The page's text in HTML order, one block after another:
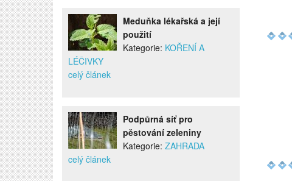
Meduňka lékařská a její
použití
Kategorie: KOŘENÍ A
LÉČIVKY
celý článek
Podpůrná síť pro
pěstování zeleniny
Kategorie: ZAHRADA
celý článek